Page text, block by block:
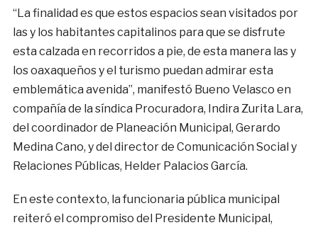
“La finalidad es que estos espacios sean visitados por
las y los habitantes capitalinos para que se disfrute
esta calzada en recorridos a pie, de esta manera las y
los oaxaqueños y el turismo puedan admirar esta
emblemática avenida”, manifestó Bueno Velasco en
compañía de la síndica Procuradora, Indira Zurita Lara,
del coordinador de Planeación Municipal, Gerardo
Medina Cano, y del director de Comunicación Social y
Relaciones Públicas, Helder Palacios García.
En este contexto, la funcionaria pública municipal
reiteró el compromiso del Presidente Municipal,